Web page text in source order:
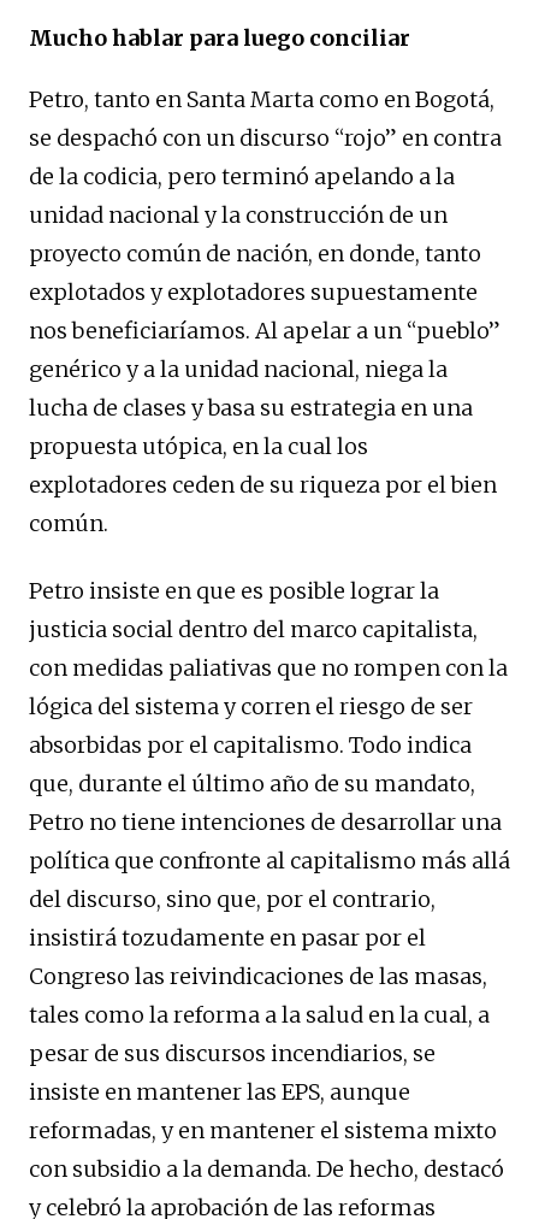
Mucho hablar para luego conciliar
Petro, tanto en Santa Marta como en Bogotá,
se despachó con un discurso “rojo” en contra
de la codicia, pero terminó apelando a la
unidad nacional y la construcción de un
proyecto común de nación, en donde, tanto
explotados y explotadores supuestamente
nos beneficiaríamos. Al apelar a un “pueblo”
genérico y a la unidad nacional, niega la
lucha de clases y basa su estrategia en una
propuesta utópica, en la cual los
explotadores ceden de su riqueza por el bien
común.
Petro insiste en que es posible lograr la
justicia social dentro del marco capitalista,
con medidas paliativas que no rompen con la
lógica del sistema y corren el riesgo de ser
absorbidas por el capitalismo. Todo indica
que, durante el último año de su mandato,
Petro no tiene intenciones de desarrollar una
política que confronte al capitalismo más allá
del discurso, sino que, por el contrario,
insistirá tozudamente en pasar por el
Congreso las reivindicaciones de las masas,
tales como la reforma a la salud en la cual, a
pesar de sus discursos incendiarios, se
insiste en mantener las EPS, aunque
reformadas, y en mantener el sistema mixto
con subsidio a la demanda. De hecho, destacó
y celebró la aprobación de las reformas